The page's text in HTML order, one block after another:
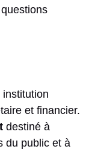
et financier.
destiné à
du public et à